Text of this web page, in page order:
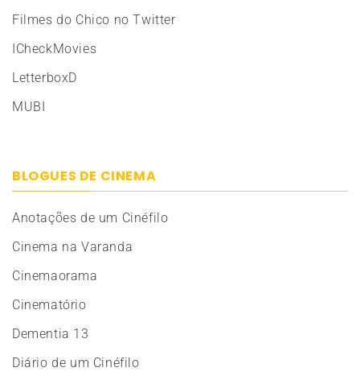
Filmes do Chico no Twitter
ICheckMovies
LetterboxD
MUBI
BLOGUES DE CINEMA
Anotações de um Cinéfilo
Cinema na Varanda
Cinemaorama
Cinematório
Dementia 13
Diário de um Cinéfilo